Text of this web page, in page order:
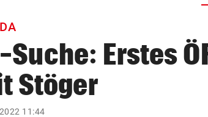
Erstes
Stöger
11:44